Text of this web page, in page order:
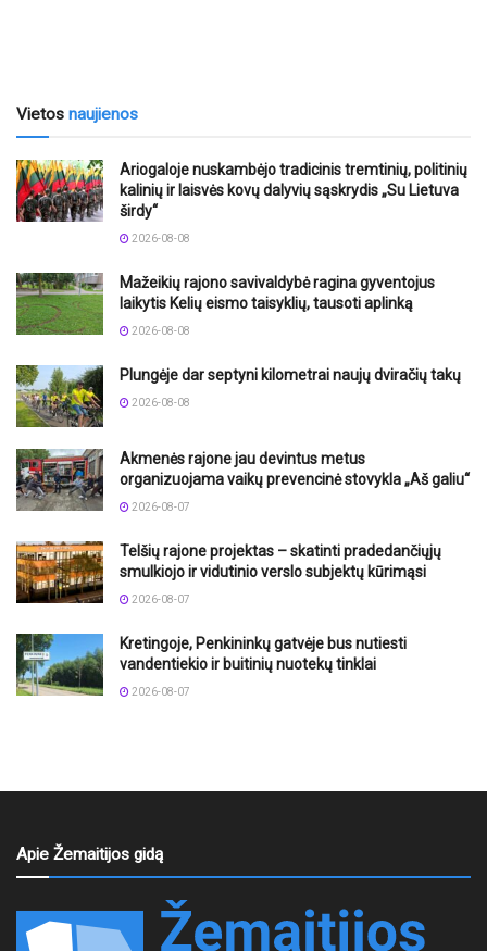
Vietos naujienos
Ariogaloje nuskambėjo tradicinis tremtinių, politinių
kalinių ir laisvės kovų dalyvių sąskrydis „Su Lietuva
širdy“
2026-08-08
Mažeikių rajono savivaldybė ragina gyventojus
laikytis Kelių eismo taisyklių, tausoti aplinką
2026-08-08
Plungėje dar septyni kilometrai naujų dviračių takų
2026-08-08
Akmenės rajone jau devintus metus
organizuojama vaikų prevencinė stovykla „Aš galiu“
2026-08-07
Telšių rajone projektas – skatinti pradedančiųjų
smulkiojo ir vidutinio verslo subjektų kūrimąsi
2026-08-07
Kretingoje, Penkininkų gatvėje bus nutiesti
vandentiekio ir buitinių nuotekų tinklai
2026-08-07
Apie Žemaitijos gidą